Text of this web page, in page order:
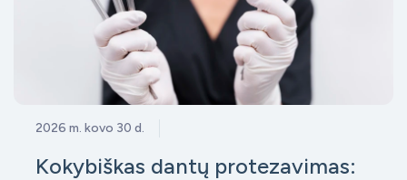
2026 m. kovo 30 d.
Kokybiškas dantų protezavimas: